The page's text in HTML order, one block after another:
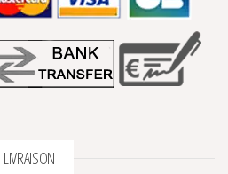
LIVRAISON